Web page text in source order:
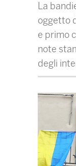
La
oggetto
e primo
note
degli